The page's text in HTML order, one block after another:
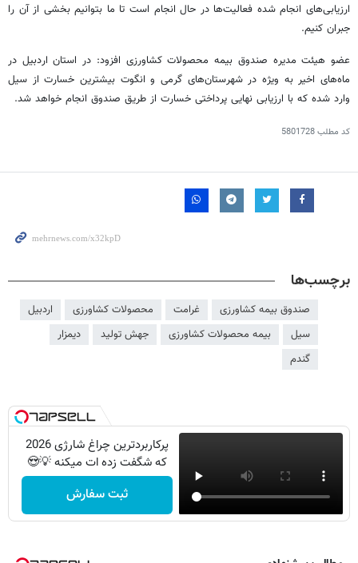
ارزیابی‌های انجام شده فعالیت‌ها در حال انجام است تا ما بتوانیم بخشی از آن را
جبران کنیم.
عضو هیئت مدیره صندوق بیمه محصولات کشاورزی افزود: در استان اردبیل در
ماه‌های اخیر به ویژه در شهرستان‌های گرمی و انگوت بیشترین خسارت از سیل
وارد شده که با ارزیابی نهایی پرداختی خسارت از طریق صندوق انجام خواهد شد.
کد مطلب5801728
برچسب‌ها
صندوق بیمه کشاورزی غرامت محصولات کشاورزی
اردبیل
سیل
بیمه محصولات کشاورزی جهش تولید
دیمزار
گندم
پرکاربردترین چراغ شارژی 2026
که شگفت زده ات میکنه 💡😍
ثبت سفارش